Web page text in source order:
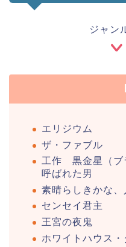
ジャン
エリジウム
ザ・ファブル
工作 黒金星（ブ
呼ばれた男
素晴らしきかな、
センセイ君主
王宮の夜鬼
ホワイトハウス・